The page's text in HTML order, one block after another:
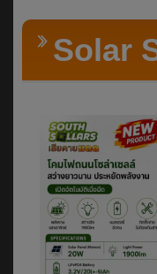
Solar